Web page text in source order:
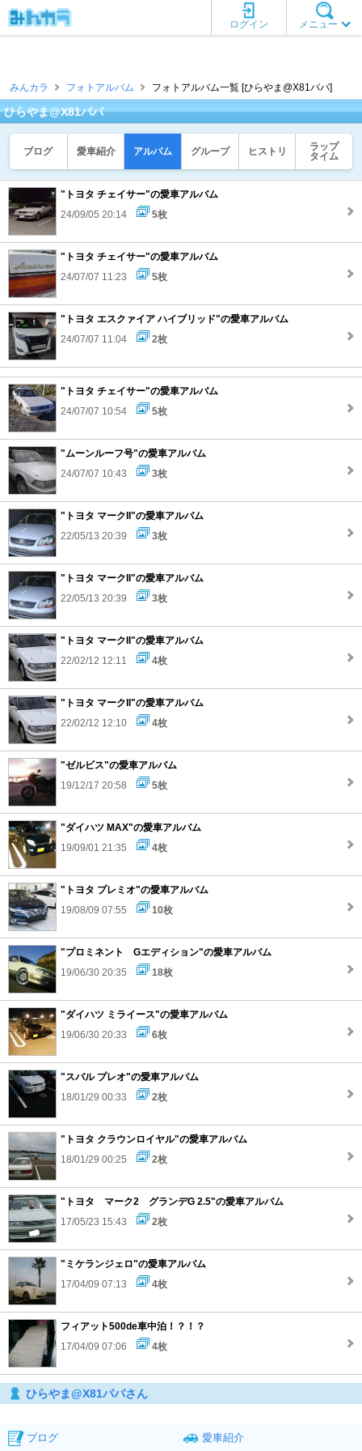
メニュー
ログイン
みんカラ フォトアルバム フォトアルバム一覧 [ひらやま@X81パパ]
ひらやま@X81パパ
ブログ 愛車紹介 アルバム グループ ヒストリ
ラップ
タイム
"トヨタ チェイサー"の愛車アルバム
24/09/05 20:14
5枚
"トヨタ チェイサー"の愛車アルバム
24/07/07 11:23
5枚
"トヨタ エスクァイア ハイブリッド"の愛車アルバム
24/07/07 11:04
2枚
"トヨタ チェイサー"の愛車アルバム
24/07/07 10:54
5枚
"ムーンルーフ号"の愛車アルバム
24/07/07 10:43
3枚
"トヨタ マークII"の愛車アルバム
22/05/13 20:39
3枚
"トヨタ マークII"の愛車アルバム
22/05/13 20:39
3枚
"トヨタ マークII"の愛車アルバム
22/02/12 12:11
4枚
"トヨタ マークII"の愛車アルバム
22/02/12 12:10
4枚
"ゼルビス"の愛車アルバム
19/12/17 20:58
5枚
"ダイハツ MAX"の愛車アルバム
19/09/01 21:35
4枚
"トヨタ プレミオ"の愛車アルバム
19/08/09 07:55
10枚
"プロミネント Gエディション"の愛車アルバム
19/06/30 20:35
18枚
"ダイハツ ミライース"の愛車アルバム
19/06/30 20:33
6枚
"スバル プレオ"の愛車アルバム
18/01/29 00:33
2枚
"トヨタ クラウンロイヤル"の愛車アルバム
18/01/29 00:25
2枚
"トヨタ マーク2 グランデG 2.5"の愛車アルバム
17/05/23 15:43
2枚
"ミケランジェロ"の愛車アルバム
17/04/09 07:13
4枚
フィアット500de車中泊！？！？
17/04/09 07:06
4枚
ひらやま@X81パパさん
ブログ 愛車紹介